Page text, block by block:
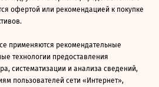
офертой или рекомендацией к покупке
применяются рекомендательные
технологии предоставления
систематизации и анализа сведений,
пользователей сети «Интернет»,